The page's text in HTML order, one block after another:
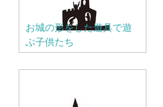
お城の形をした遊具で遊
ぶ子供たち